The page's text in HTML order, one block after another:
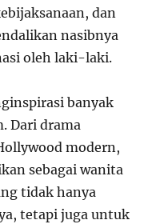
dan
nasibnya
oleh laki-laki.
banyak
Dari drama
modern,
sebagai wanita
tidak hanya
tetapi juga untuk